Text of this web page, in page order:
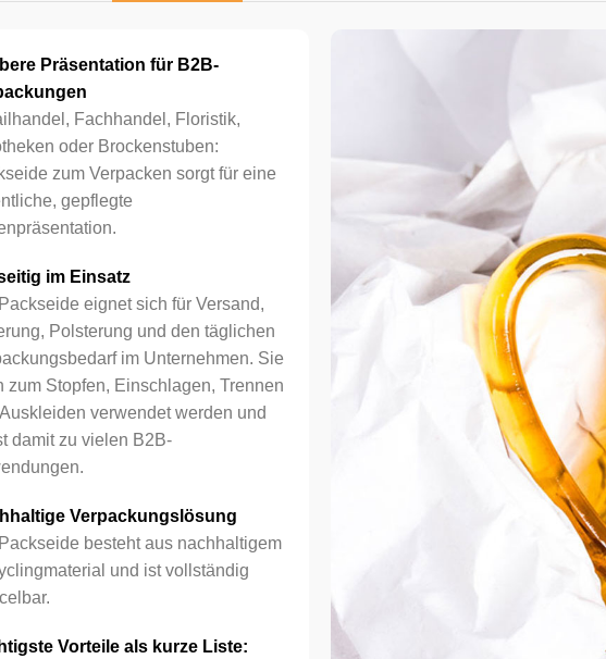
Präsentation für B2B-
Fachhandel, Floristik,
oder Brockenstuben:
zum Verpacken sorgt für eine
gepflegte
im Einsatz
eignet sich für Versand,
Polsterung und den täglichen
im Unternehmen. Sie
zum Stopfen, Einschlagen, Trennen
verwendet werden und
damit zu vielen B2B-
Verpackungslösung
besteht aus nachhaltigem
und ist vollständig
Vorteile als kurze Liste: